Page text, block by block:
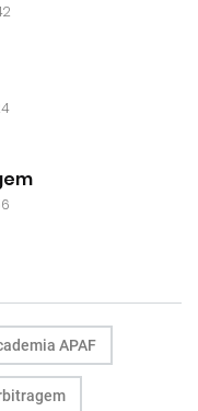
APAF